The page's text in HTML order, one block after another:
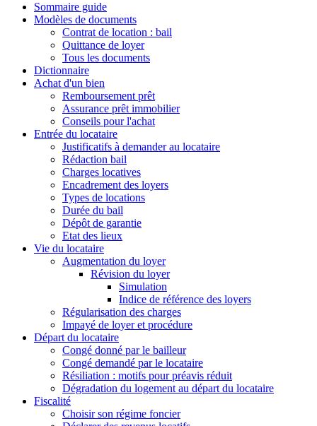
Sommaire guide
Modèles de documents
Contrat de location : bail
Quittance de loyer
Tous les documents
Dictionnaire
Achat d'un bien
Remboursement prêt
Assurance prêt immobilier
Conseils pour l'achat
Entrée du locataire
Justificatifs à demander au locataire
Rédaction bail
Charges locatives
Encadrement des loyers
Types de locations
Durée du bail
Dépôt de garantie
Etat des lieux
Vie du locataire
Augmentation du loyer
Révision du loyer
Simulation
Indice de référence des loyers
Régularisation des charges
Impayé de loyer et procédure
Départ du locataire
Congé donné par le bailleur
Congé demandé par le locataire
Résiliation : motifs pour préavis réduit
Dégradation du logement au départ du locataire
Fiscalité
Choisir son régime foncier